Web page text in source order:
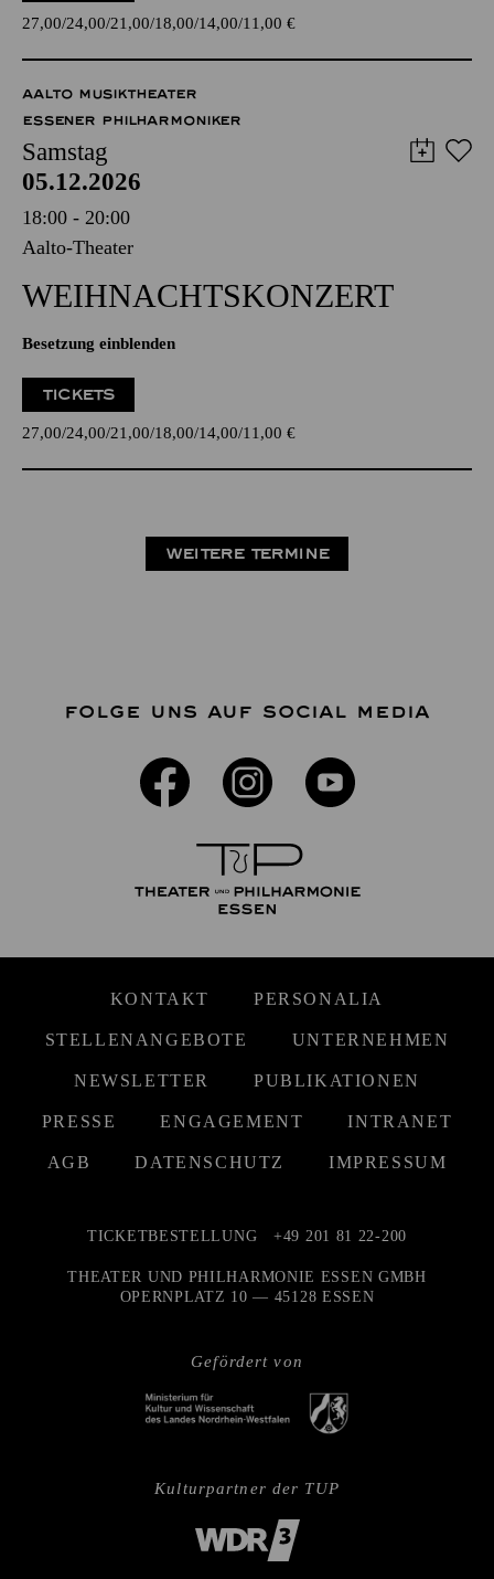
27,00 24,00 21,00 18,00 14,00 11,00 €
AALTO MUSIKTHEATER
ESSENER PHILHARMONIKER
Samstag
05.12.2026
18:00 - 20:00
Aalto-Theater
WEIHNACHTS­KONZERT
Besetzung einblenden
TICKETS
27,00 24,00 21,00 18,00 14,00 11,00 €
WEITERE TERMINE
FOLGE UNS AUF SOCIAL MEDIA
KONTAKT PERSONALIA
STELLENANGEBOTE UNTERNEHMEN
NEWSLETTER PUBLIKATIONEN
PRESSE ENGAGEMENT INTRANET
AGB DATENSCHUTZ IMPRESSUM
Gefördert von
TICKETBESTELLUNG +49 201 81 22-200
THEATER UND PHILHARMONIE ESSEN GMBH
OPERNPLATZ 10 — 45128 ESSEN
Kulturpartner der TUP